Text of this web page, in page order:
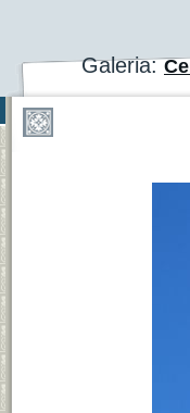
Galeria: